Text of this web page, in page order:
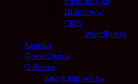
Шаблоны
CMS
WordPress
Халява
ФотоЮмор
О блоге
Благодарность